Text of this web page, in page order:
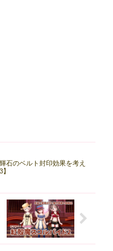
石のベルト封印効果を考え